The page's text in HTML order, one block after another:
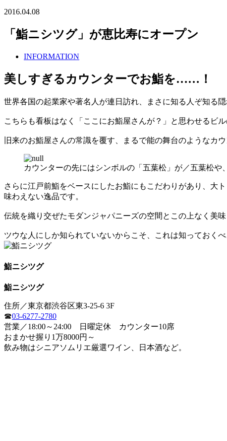
2016.04.08
「鮨ニシツグ」が恵比寿にオープン
INFORMATION
美しすぎるカウンターでお鮨を……！
世界各国の起業家や著名人が連日訪れ、まさに知る人ぞ知る
こちらも看板はなく「ここにお鮨屋さんが？」と思わせるビ
旧来のお鮨屋さんの常識を覆す、まるで能の舞台のようなカ
カウンターの先にはシンボルの「五葉松」が／五葉松
さらに江戸前鮨をベースにしたお鮨にもこだわりがあり、大
味わえない逸品です。
伝統を織り交ぜたモダンジャパニーズの空間とこの上なく美
ツウな人にしか知られていないからこそ、これは知っておくべ
鮨ニシツグ
鮨ニシツグ
住所／東京都渋谷区東3-25-6 3F
☎03-6277-2780
営業／18:00～24:00 日曜定休 カウンター10席
おまかせ握り1万8000円～
飲み物はシニアソムリエ厳選ワイン、日本酒など。